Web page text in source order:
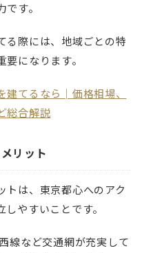
す。
る際には、地域ごとの特
になります。
建てるなら│価格相場、
総合解説
リット
トは、東京都心へのアク
やすいことです。
線など交通網が充実して